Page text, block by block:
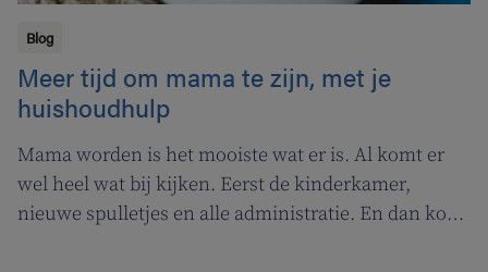
Blog
Meer tijd om mama te zijn, met je
huishoudhulp
Mama worden is het mooiste wat er is. Al komt er
wel heel wat bij kijken. Eerst de kinderkamer,
nieuwe spulletjes en alle administratie. En dan komt